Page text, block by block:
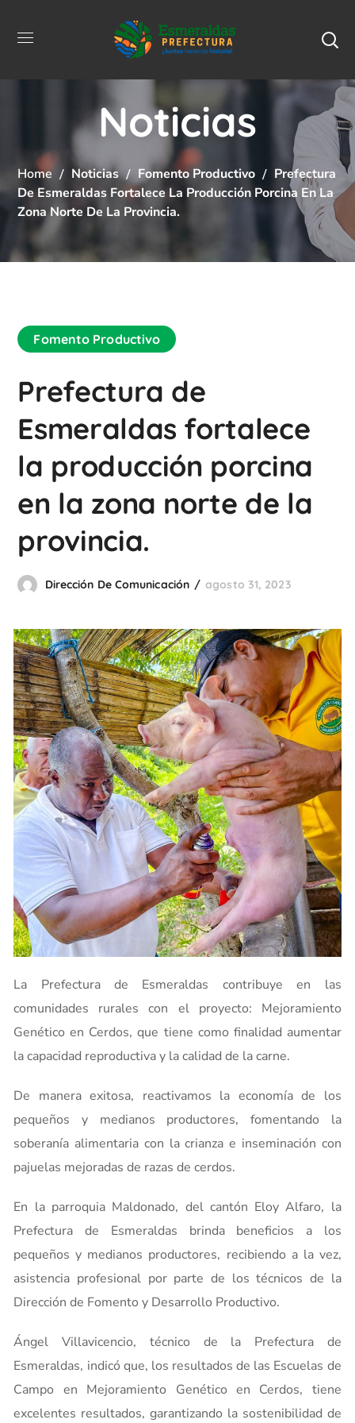
Noticias
Home Noticias Fomento Productivo
Prefectura
De Esmeraldas Fortalece La Producción Porcina En La
Zona Norte De La Provincia.
Fomento Productivo
Prefectura de
Esmeraldas fortalece
la producción porcina
en la zona norte de la
provincia.
Dirección De Comunicación agosto 31, 2023
La Prefectura de Esmeraldas contribuye en las
comunidades rurales con el proyecto: Mejoramiento
Genético en Cerdos, que tiene como finalidad aumentar
la capacidad reproductiva y la calidad de la carne.
De manera exitosa, reactivamos la economía de los
pequeños y medianos productores, fomentando la
soberanía alimentaria con la crianza e inseminación con
pajuelas mejoradas de razas de cerdos.
En la parroquia Maldonado, del cantón Eloy Alfaro, la
Prefectura de Esmeraldas brinda beneficios a los
pequeños y medianos productores, recibiendo a la vez,
asistencia profesional por parte de los técnicos de la
Dirección de Fomento y Desarrollo Productivo.
Ángel Villavicencio, técnico de la Prefectura de
Esmeraldas, indicó que, los resultados de las Escuelas de
Campo en Mejoramiento Genético en Cerdos, tiene
excelentes resultados, garantizando la sostenibilidad de